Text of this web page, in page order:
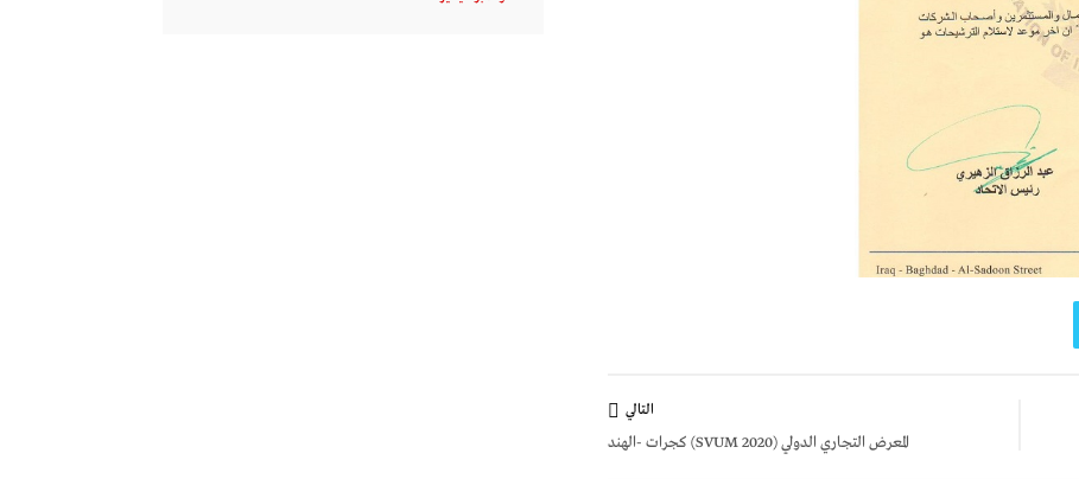
التالي
المعرض التجاري الدولي (SVUM 2020) كجرات -الهند